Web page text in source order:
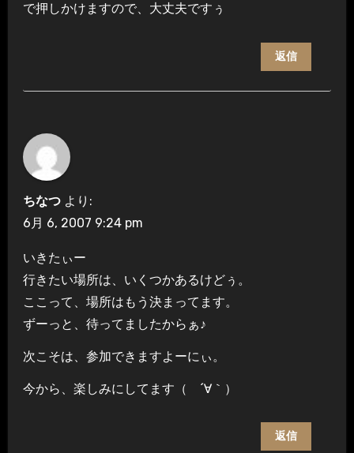
で押しかけますので、大丈夫ですぅ
返信
ちなつ より:
6月 6, 2007 9:24 pm
いきたぃー
行きたい場所は、いくつかあるけどぅ。
ここって、場所はもう決まってます。
ずーっと、待ってましたからぁ♪
次こそは、参加できますよーにぃ。
今から、楽しみにしてます（ ´∀｀）
返信